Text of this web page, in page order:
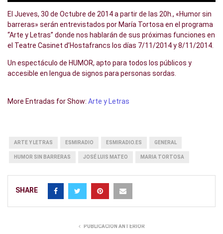
El Jueves, 30 de Octubre de 2014 a partir de las 20h., «Humor sin
barreras» serán entrevistados por María Tortosa en el programa
“Arte y Letras” donde nos hablarán de sus próximas funciones en
el Teatre Casinet d’Hostafrancs los días 7/11/2014 y 8/11/2014.
Un espectáculo de HUMOR, apto para todos los públicos y
accesible en lengua de signos para personas sordas.
More Entradas for Show: Arte y Letras
ARTE Y LETRAS ESMIRADIO ESMIRADIO.ES GENERAL
HUMOR SIN BARRERAS JOSÉ LUIS MATEO MARIA TORTOSA
SHARE
PUBLICACIÓN ANTERIOR